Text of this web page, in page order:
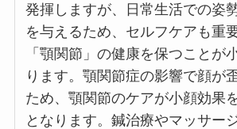
発揮しますが、日常生活での姿
を与えるため、セルフケアも重
「顎関節」の健康を保つことが
ります。顎関節症の影響で顔が
ため、顎関節のケアが小顔効果
となります。鍼治療やマッサー